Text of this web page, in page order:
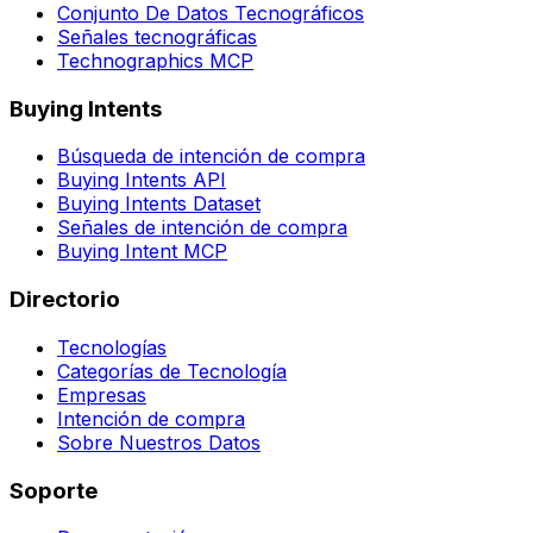
Conjunto De Datos Tecnográficos
Señales tecnográficas
Technographics MCP
Buying Intents
Búsqueda de intención de compra
Buying Intents API
Buying Intents Dataset
Señales de intención de compra
Buying Intent MCP
Directorio
Tecnologías
Categorías de Tecnología
Empresas
Intención de compra
Sobre Nuestros Datos
Soporte